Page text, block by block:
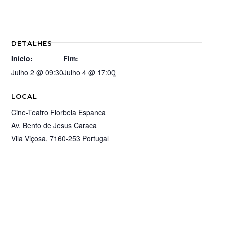
DETALHES
Início:
Julho 2 @ 09:30
Fim:
Julho 4 @ 17:00
LOCAL
Cine-Teatro Florbela Espanca
Av. Bento de Jesus Caraca
Vila Viçosa, 7160-253 Portugal